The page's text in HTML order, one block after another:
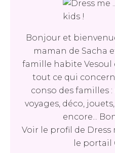
Bonjour et
maman de Sacha
famille habite
tout ce qui
conso des familles
voyages, déco,
encore...
Voir le profil de Dress
le portail